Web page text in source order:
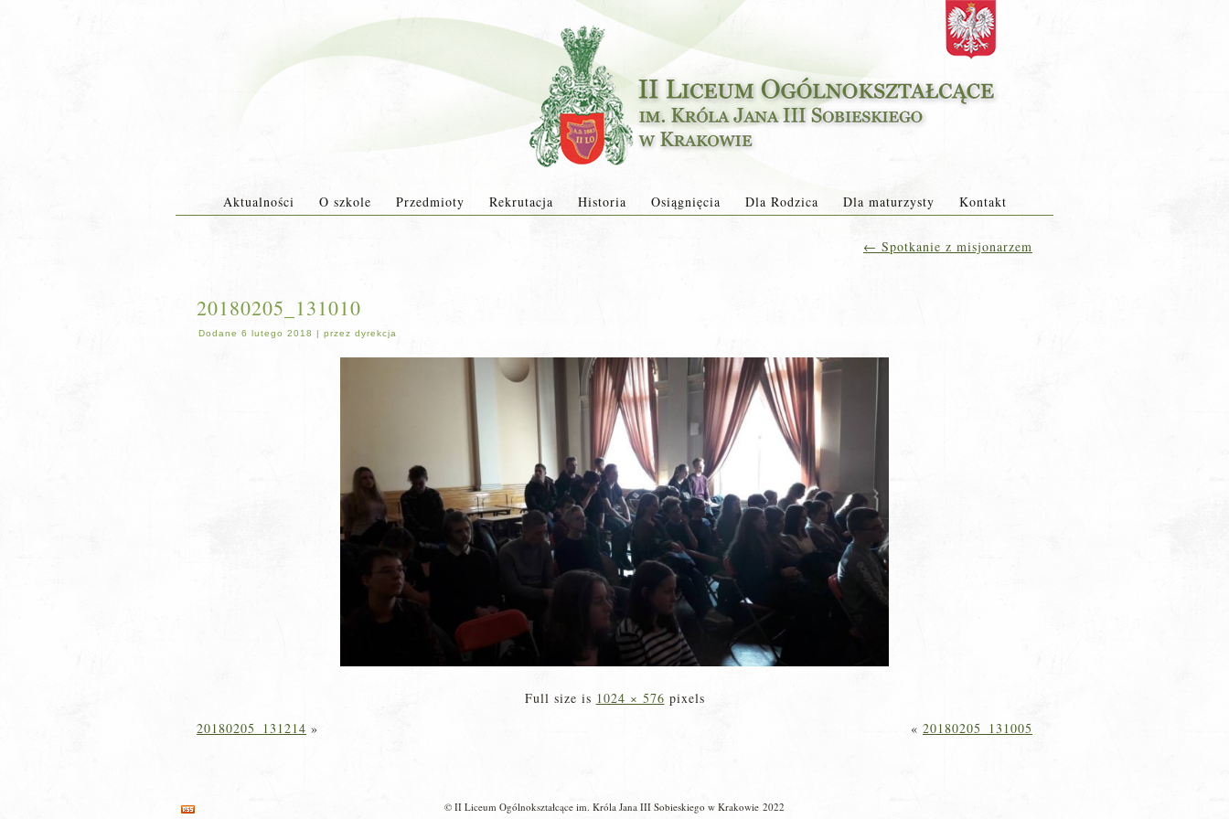
Aktualności O szkole Przedmioty Rekrutacja Historia Osiągnięcia Dla Rodzica Dla maturzysty Kontakt
← Spotkanie z misjonarzem
20180205_131010
Dodane 6 lutego 2018 | przez dyrekcja
Full size is 1024 × 576 pixels
20180205_131214 » « 20180205_131005
© II Liceum Ogólnokształcące im. Króla Jana III Sobieskiego w Krakowie 2022